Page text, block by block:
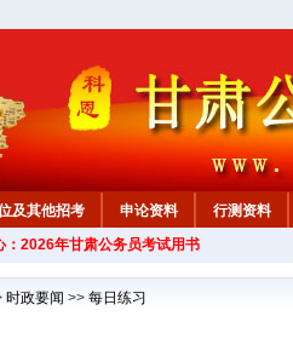
及其他招考 申论资料
行测资料
：2026年甘肃公务员考试用书
时政要闻 >> 每日练习